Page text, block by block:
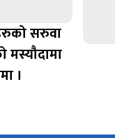
सरुवा
मस्यौदामा
।